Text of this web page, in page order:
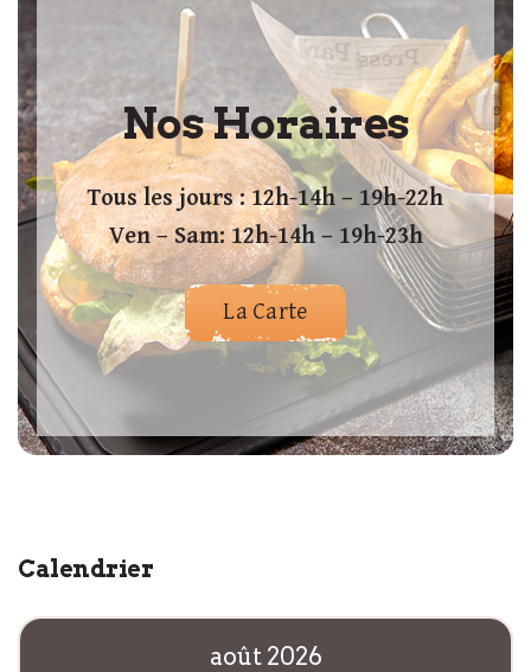
Nos Horaires
Tous les jours : 12h-14h – 19h-22h
Ven – Sam: 12h-14h – 19h-23h
La Carte
Calendrier
août 2026